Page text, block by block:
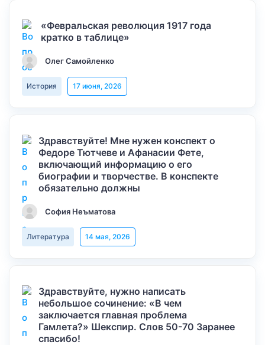
«Февральская революция 1917 года
кратко в таблице»
Олег Самойленко
История 17 июня, 2026
Здравствуйте! Мне нужен конспект о
Федоре Тютчеве и Афанасии Фете,
включающий информацию о его
биографии и творчестве. В конспекте
обязательно должны
София Неъматова
Литература 14 мая, 2026
Здравствуйте, нужно написать
небольшое сочинение: «В чем
заключается главная проблема
Гамлета?» Шекспир. Слов 50-70 Заранее
спасибо!